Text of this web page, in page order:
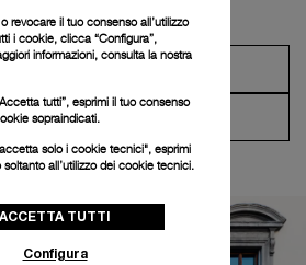
un appuntamento
il concierge
revocare il tuo consenso all’utilizzo
i cookie, clicca “Configura”,
informazioni, consulta la nostra
tutti”, esprimi il tuo consenso
sopraindicati.
solo i cookie tecnici", esprimi
all’utilizzo dei cookie tecnici.
ACCETTA TUTTI
Configura